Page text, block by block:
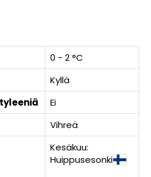
0 - 2 °C
Kyllä
Ei
Vihreä
Kesäkuu:
Huippusesonki